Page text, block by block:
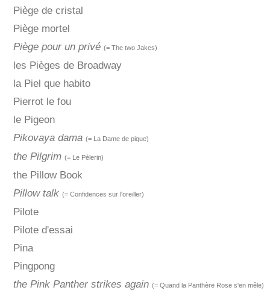
Piège de cristal
Piège mortel
Piège pour un privé (= The two Jakes)
les Pièges de Broadway
la Piel que habito
Pierrot le fou
le Pigeon
Pikovaya dama (= La Dame de pique)
the Pilgrim (= Le Pèlerin)
the Pillow Book
Pillow talk (= Confidences sur l'oreiller)
Pilote
Pilote d'essai
Pina
Pingpong
the Pink Panther strikes again (= Quand la Panthère Rose s'en mêle)